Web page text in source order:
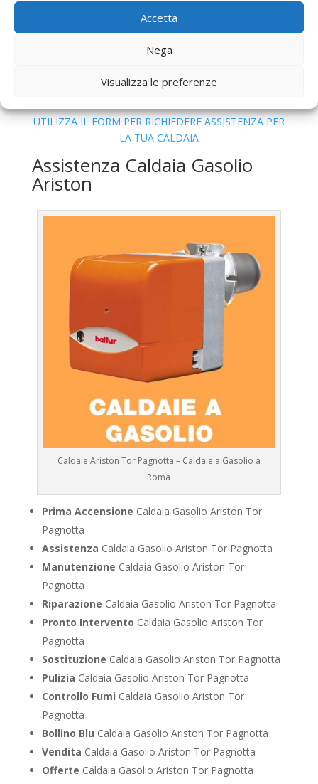
Accetta
Nega
Visualizza le preferenze
Pagnotta
Caldaia Gas Metano Ariston Tor
Caldaia Gas Metano Ariston Tor Pagnotta
Caldaia Gas Metano Ariston Tor Pagnotta
UTILIZZA IL FORM PER RICHIEDERE ASSISTENZA PER
LA TUA CALDAIA
Assistenza Caldaia Gasolio
Ariston
Caldaie Ariston Tor Pagnotta – Caldaie a Gasolio a
Roma
Prima Accensione Caldaia Gasolio Ariston Tor
Pagnotta
Assistenza Caldaia Gasolio Ariston Tor Pagnotta
Manutenzione Caldaia Gasolio Ariston Tor
Pagnotta
Riparazione Caldaia Gasolio Ariston Tor Pagnotta
Pronto Intervento Caldaia Gasolio Ariston Tor
Pagnotta
Sostituzione Caldaia Gasolio Ariston Tor Pagnotta
Pulizia Caldaia Gasolio Ariston Tor Pagnotta
Controllo Fumi Caldaia Gasolio Ariston Tor
Pagnotta
Bollino Blu Caldaia Gasolio Ariston Tor Pagnotta
Vendita Caldaia Gasolio Ariston Tor Pagnotta
Offerte Caldaia Gasolio Ariston Tor Pagnotta